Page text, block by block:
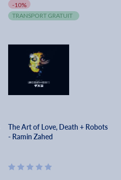
-10%
TRANSPORT GRATUIT
The Art of Love, Death + Robots
- Ramin Zahed